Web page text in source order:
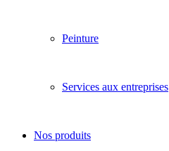
Peinture
Services aux entreprises
Nos produits